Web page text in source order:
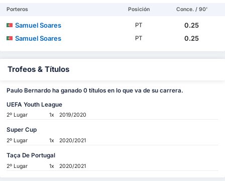
Porteros Posición Conce. / 90'
Samuel Soares PT
0.25
Samuel Soares
PT 0.25
Trofeos & Títulos
Paulo Bernardo ha ganado 0 títulos en lo que va de su carrera.
UEFA Youth League
2º Lugar 1x 2019/2020
Super Cup
2º Lugar 1x 2020/2021
Taça De Portugal
2º Lugar 1x 2020/2021